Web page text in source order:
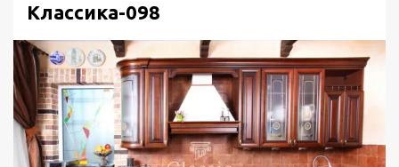
Классика-098